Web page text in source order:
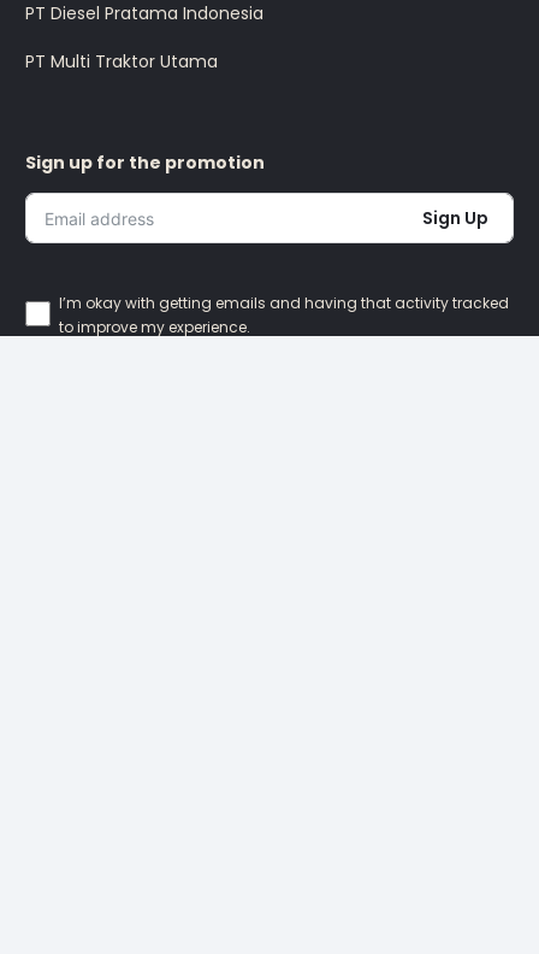
PT Diesel Pratama Indonesia
PT Multi Traktor Utama
Sign up for the promotion
Sign Up
I’m okay with getting emails and having that activity tracked
to improve my experience.